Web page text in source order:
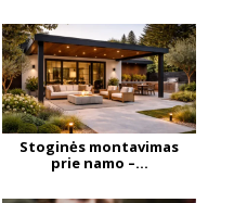
Stoginės montavimas
prie namo –...